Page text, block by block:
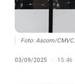
Foto: Ascom/CMVC.
03/09/2025 · 15:46